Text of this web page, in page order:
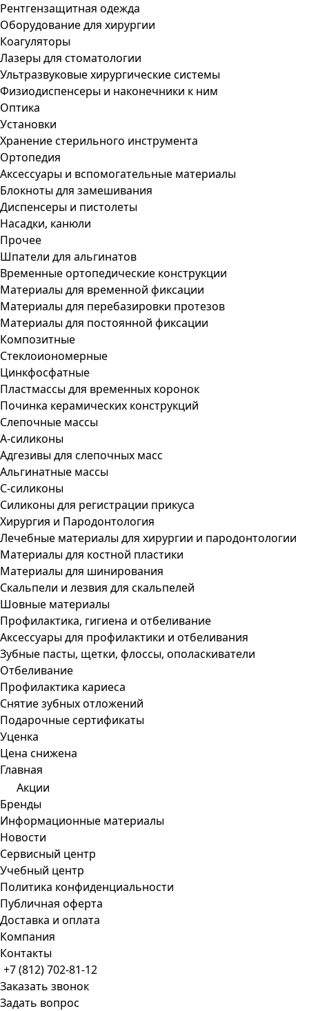
Рентгензащитная одежда
Оборудование для хирургии
Коагуляторы
Лазеры для стоматологии
Ультразвуковые хирургические системы
Физиодиспенсеры и наконечники к ним
Оптика
Установки
Хранение стерильного инструмента
Ортопедия
Аксессуары и вспомогательные материалы
Блокноты для замешивания
Диспенсеры и пистолеты
Насадки, канюли
Прочее
Шпатели для альгинатов
Временные ортопедические конструкции
Материалы для временной фиксации
Материалы для перебазировки протезов
Материалы для постоянной фиксации
Композитные
Стеклоиономерные
Цинкфосфатные
Пластмассы для временных коронок
Починка керамических конструкций
Слепочные массы
А-силиконы
Адгезивы для слепочных масс
Альгинатные массы
С-силиконы
Силиконы для регистрации прикуса
Хирургия и Пародонтология
Лечебные материалы для хирургии и пародонтологии
Материалы для костной пластики
Материалы для шинирования
Скальпели и лезвия для скальпелей
Шовные материалы
Профилактика, гигиена и отбеливание
Аксессуары для профилактики и отбеливания
Зубные пасты, щетки, флоссы, ополаскиватели
Отбеливание
Профилактика кариеса
Снятие зубных отложений
Подарочные сертификаты
Уценка
Цена снижена
Главная
Акции
Бренды
Информационные материалы
Новости
Сервисный центр
Учебный центр
Политика конфиденциальности
Публичная оферта
Доставка и оплата
Компания
Контакты
+7 (812) 702-81-12
Заказать звонок
Задать вопрос